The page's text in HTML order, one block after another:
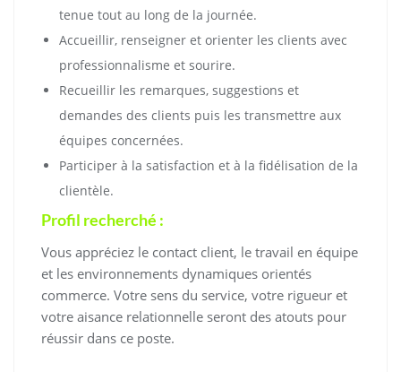
tenue tout au long de la journée.
Accueillir, renseigner et orienter les clients avec
professionnalisme et sourire.
Recueillir les remarques, suggestions et
demandes des clients puis les transmettre aux
équipes concernées.
Participer à la satisfaction et à la fidélisation de la
clientèle.
Profil recherché :
Vous appréciez le contact client, le travail en équipe
et les environnements dynamiques orientés
commerce. Votre sens du service, votre rigueur et
votre aisance relationnelle seront des atouts pour
réussir dans ce poste.